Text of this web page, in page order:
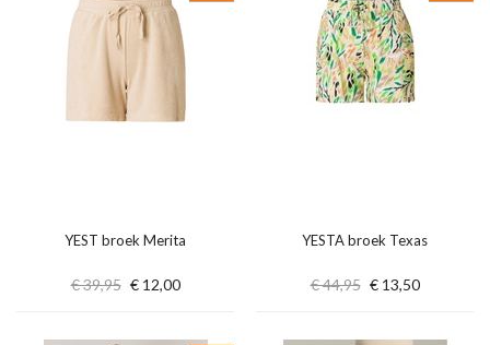
YEST broek Merita
€ 39,95 € 12,00
YESTA broek Texas
€ 44,95 € 13,50